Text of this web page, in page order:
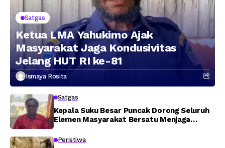
Satgas
Ketua LMA Yahukimo Ajak
Masyarakat Jaga Kondusivitas
Jelang HUT RI ke-81
Ismaya Rosita
Satgas
Kepala Suku Besar Puncak Dorong Seluruh
Elemen Masyarakat Bersatu Menjaga
Peristiwa